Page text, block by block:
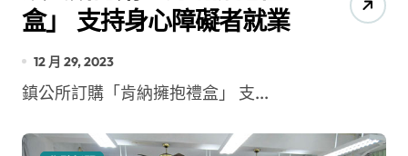
盒」 支持身心障礙者就業
12 月 29, 2023
鎮公所訂購「肯納擁抱禮盒」 支...